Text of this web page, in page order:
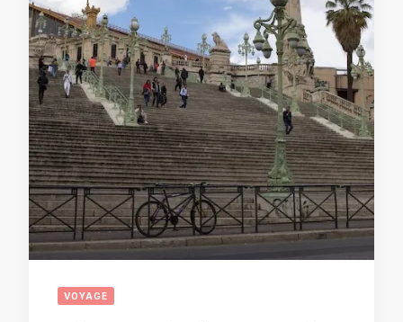
VOYAGE